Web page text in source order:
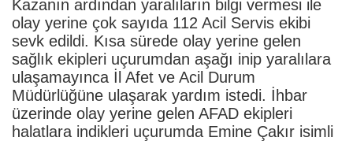
Kazanın ardından yaralıların bilgi vermesi ile
olay yerine çok sayıda 112 Acil Servis ekibi
sevk edildi. Kısa sürede olay yerine gelen
sağlık ekipleri uçurumdan aşağı inip yaralılara
ulaşamayınca İl Afet ve Acil Durum
Müdürlüğüne ulaşarak yardım istedi. İhbar
üzerinde olay yerine gelen AFAD ekipleri
halatlara indikleri uçurumda Emine Çakır isimli